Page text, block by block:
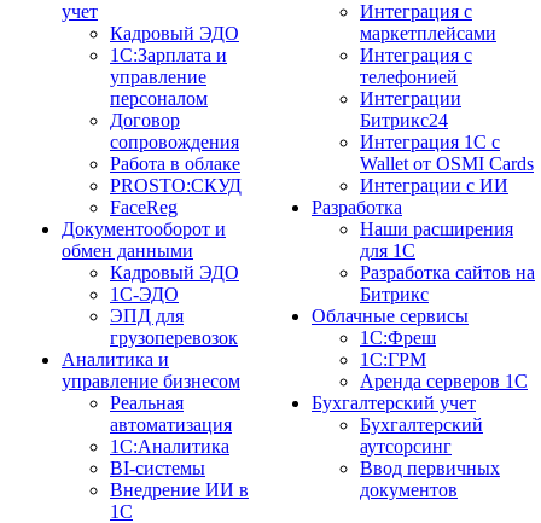
учет
Кадровый ЭДО
1С:Зарплата и
управление
персоналом
Договор
сопровождения
Работа в облаке
PROSTO:СКУД
FaceReg
Документооборот и
обмен данными
Кадровый ЭДО
1С-ЭДО
ЭПД для
грузоперевозок
Аналитика и
управление бизнесом
Реальная
автоматизация
1С:Аналитика
BI-системы
Внедрение ИИ в
1С
Интеграция с
маркетплейсами
Интеграция с
телефонией
Интеграции
Битрикс24
Интеграция 1С с
Wallet от OSMI Cards
Интеграции с ИИ
Разработка
Наши расширения
для 1С
Разработка сайтов на
Битрикс
Облачные сервисы
1С:Фреш
1С:ГРМ
Аренда серверов 1С
Бухгалтерский учет
Бухгалтерский
аутсорсинг
Ввод первичных
документов